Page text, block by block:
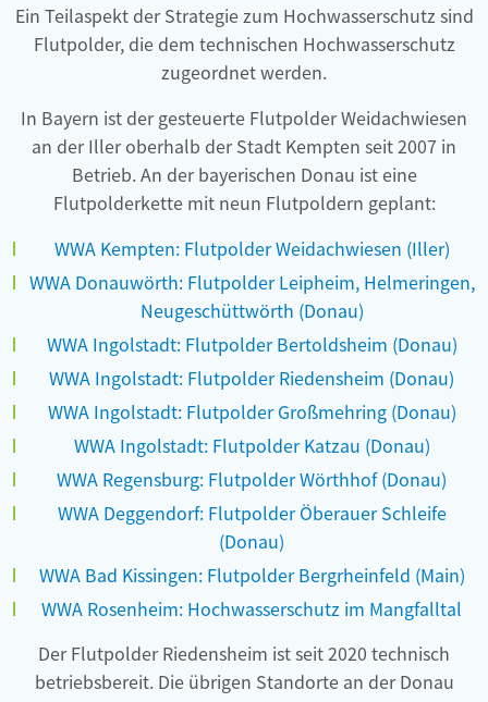
Ein Teilaspekt der Strategie zum Hochwasserschutz sind
Flutpolder, die dem technischen Hochwasserschutz
zugeordnet werden.
In Bayern ist der gesteuerte Flutpolder Weidachwiesen
an der Iller oberhalb der Stadt Kempten seit 2007 in
Betrieb. An der bayerischen Donau ist eine
Flutpolderkette mit neun Flutpoldern geplant:
WWA Kempten: Flutpolder Weidachwiesen (Iller)
WWA Donauwörth: Flutpolder Leipheim, Helmeringen,
Neugeschüttwörth (Donau)
WWA Ingolstadt: Flutpolder Bertoldsheim (Donau)
WWA Ingolstadt: Flutpolder Riedensheim (Donau)
WWA Ingolstadt: Flutpolder Großmehring (Donau)
WWA Ingolstadt: Flutpolder Katzau (Donau)
WWA Regensburg: Flutpolder Wörthhof (Donau)
WWA Deggendorf: Flutpolder Öberauer Schleife
(Donau)
WWA Bad Kissingen: Flutpolder Bergrheinfeld (Main)
WWA Rosenheim: Hochwasserschutz im Mangfalltal
Der Flutpolder Riedensheim ist seit 2020 technisch
betriebsbereit. Die übrigen Standorte an der Donau
Worksho